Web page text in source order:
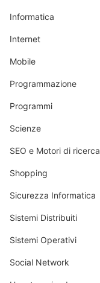
Informatica
Internet
Mobile
Programmazione
Programmi
Scienze
SEO e Motori di ricerca
Shopping
Sicurezza Informatica
Sistemi Distribuiti
Sistemi Operativi
Social Network